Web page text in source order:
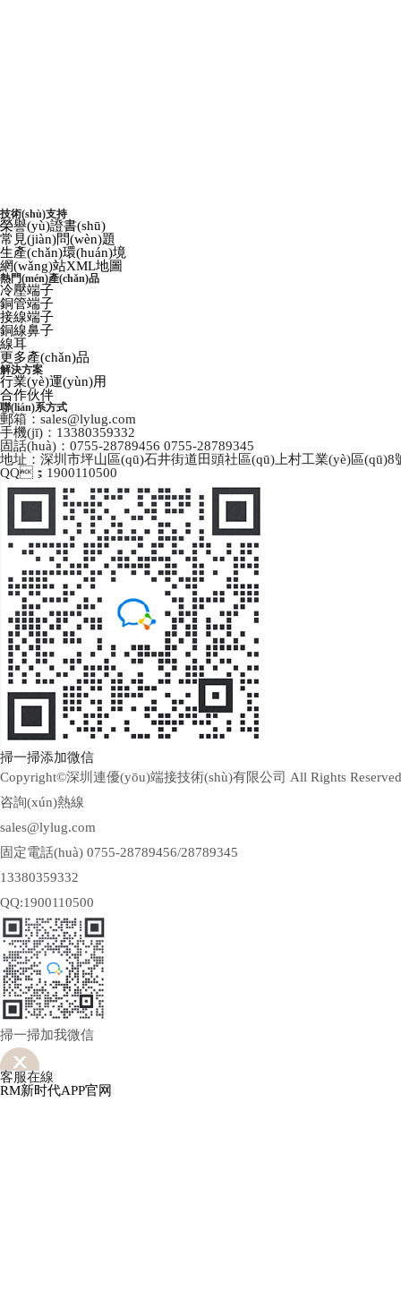
技術(shù)支持
榮譽(yù)證書(shū)
常見(jiàn)問(wèn)題
生產(chǎn)環(huán)境
網(wǎng)站XML地圖
熱門(mén)產(chǎn)品
冷壓端子
銅管端子
接線端子
銅線鼻子
線耳
更多產(chǎn)品
解決方案
行業(yè)運(yùn)用
合作伙伴
聯(lián)系方式
郵箱：sales@lylug.com
手機(jī)：13380359332
固話(huà)：0755-28789456 0755-28789345
地址：深圳市坪山區(qū)石井街道田頭社區(qū)上村工業(yè)區(qū)8
QQ；1900110500
掃一掃添加微信
Copyright©深圳連優(yōu)端接技術(shù)有限公司 All Rights
咨詢(xún)熱線
sales@lylug.com
固定電話(huà) 0755-28789456/28789345
13380359332
QQ:1900110500
掃一掃加我微信
客服在線
RM新时代APP官网